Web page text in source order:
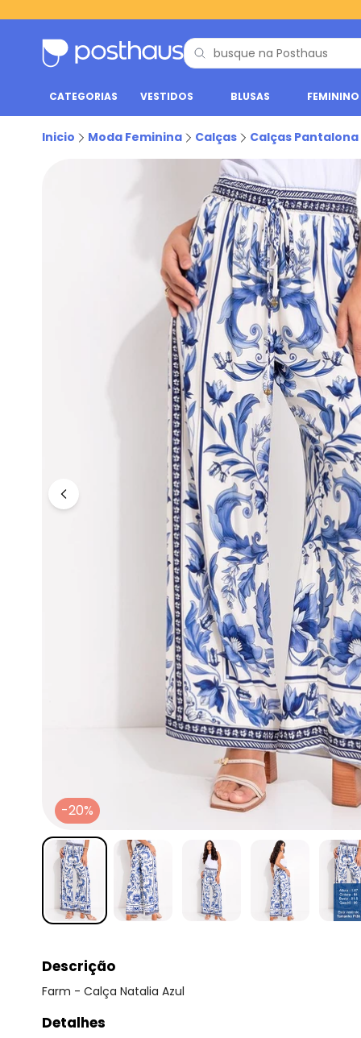
CATEGORIAS VESTIDOS BLUSAS FEMININO
Inicio Moda Feminina Calças Calças Pantalona
-20%
Descrição
Farm - Calça Natalia Azul
Detalhes